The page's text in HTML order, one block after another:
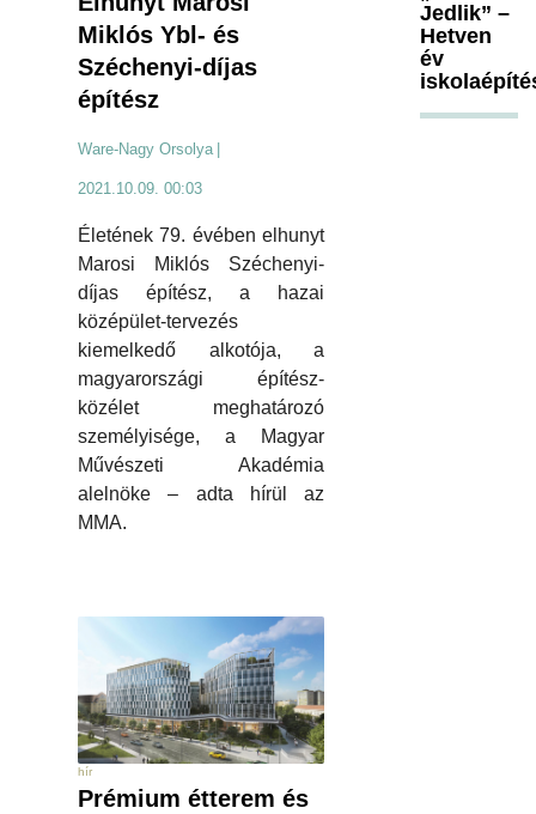
Miklós Ybl- és
Széchenyi-díjas
építész
Ware-Nagy Orsolya |
2021.10.09. 00:03
Életének 79. évében elhunyt
Marosi Miklós Széchenyi-
díjas építész, a hazai
középület-tervezés
kiemelkedő alkotója, a
magyarországi építész-
közélet meghatározó
személyisége, a Magyar
Művészeti Akadémia
alelnöke – adta hírül az
MMA.
hír
Prémium étterem és
Jedlik” –
Hetven
év